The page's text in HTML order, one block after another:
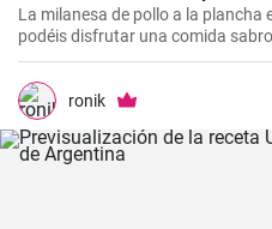
La milanesa de pollo a la plancha
podéis disfrutar una comida
ronik